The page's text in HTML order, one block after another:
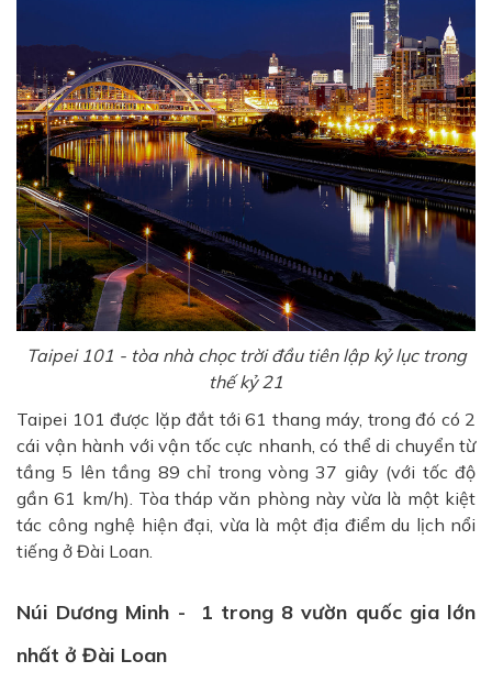
Taipei 101 - tòa nhà chọc trời đầu tiên lập kỷ lục trong
thế kỷ 21
Taipei 101 được lặp đắt tới 61 thang máy, trong đó có 2
cái vận hành với vận tốc cực nhanh, có thể di chuyển từ
tầng 5 lên tầng 89 chỉ trong vòng 37 giây (với tốc độ
gần 61 km/h). Tòa tháp văn phòng này vừa là một kiệt
tác công nghệ hiện đại, vừa là một địa điểm du lịch nổi
tiếng ở Đài Loan.
Núi Dương Minh -
1 trong 8 vườn quốc gia lớn
nhất ở Đài Loan